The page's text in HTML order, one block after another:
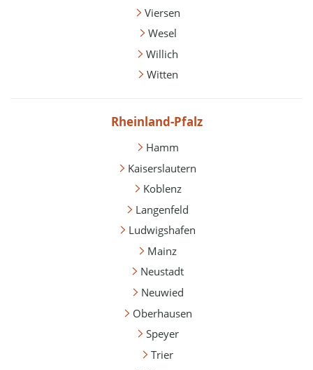
Viersen
Wesel
Willich
Witten
Rheinland-Pfalz
Hamm
Kaiserslautern
Koblenz
Langenfeld
Ludwigshafen
Mainz
Neustadt
Neuwied
Oberhausen
Speyer
Trier